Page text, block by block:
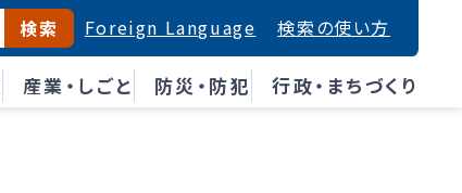
産業・しごと 防災・防犯 行政・まちづくり
検索 Foreign Language 検索の使い方